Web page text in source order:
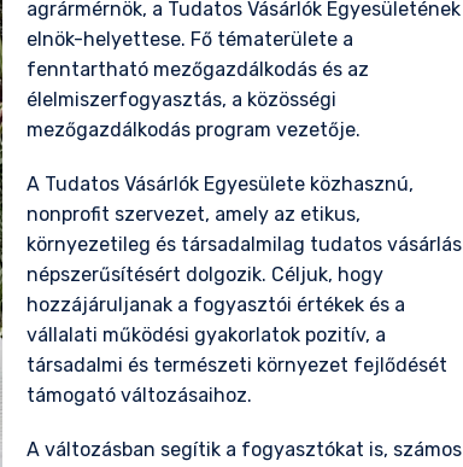
agrármérnök, a Tudatos Vásárlók Egyesületének
elnök-helyettese. Fő tématerülete a
fenntartható mezőgazdálkodás és az
élelmiszerfogyasztás, a közösségi
mezőgazdálkodás program vezetője.
A Tudatos Vásárlók Egyesülete közhasznú,
nonprofit szervezet, amely az etikus,
környezetileg és társadalmilag tudatos vásárlás
népszerűsítésért dolgozik. Céljuk, hogy
hozzájáruljanak a fogyasztói értékek és a
vállalati működési gyakorlatok pozitív, a
társadalmi és természeti környezet fejlődését
támogató változásaihoz.
A változásban segítik a fogyasztókat is, számos